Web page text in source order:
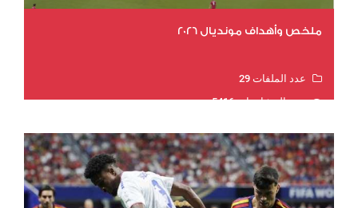
ملخص وأهداف مونديال 2026
عدد الملفات 29
عدد المشاهدات 5416